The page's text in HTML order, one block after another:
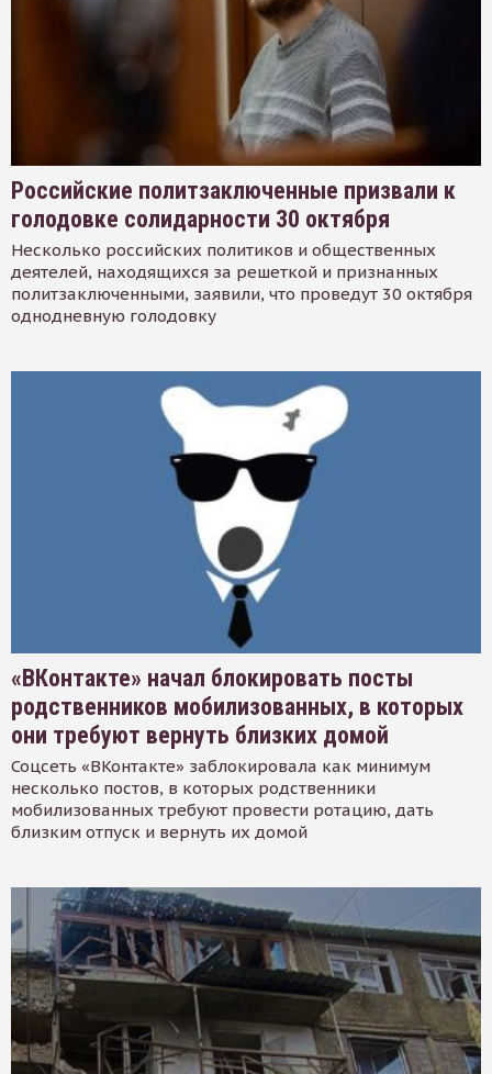
Российские политзаключенные призвали к
голодовке солидарности 30 октября
Несколько российских политиков и общественных
деятелей, находящихся за решеткой и признанных
политзаключенными, заявили, что проведут 30 октября
однодневную голодовку
«ВКонтакте» начал блокировать посты
родственников мобилизованных, в которых
они требуют вернуть близких домой
Соцсеть «ВКонтакте» заблокировала как минимум
несколько постов, в которых родственники
мобилизованных требуют провести ротацию, дать
близким отпуск и вернуть их домой